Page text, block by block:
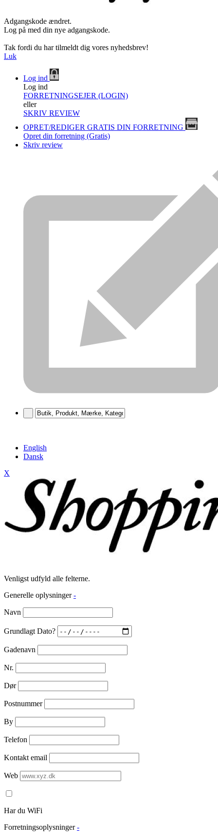
Adgangskode ændret.
Log på med din nye adgangskode.
Tak fordi du har tilmeldt dig vores nyhedsbrev!
Luk
Log ind
Log ind
FORRETNINGSEJER (LOGIN)
eller
SKRIV REVIEW
OPRET/REDIGER GRATIS DIN FORRETNING
Opret din forretning (Gratis)
Skriv review
English
Dansk
X
Venligst udfyld alle felterne.
Generelle oplysninger -
Navn
Grundlagt Dato?
Gadenavn
Nr.
Dør
Postnummer
By
Telefon
Kontakt email
Web
Har du WiFi
Forretningsoplysninger -